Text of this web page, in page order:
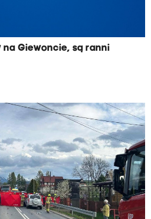
na Giewoncie, są ranni